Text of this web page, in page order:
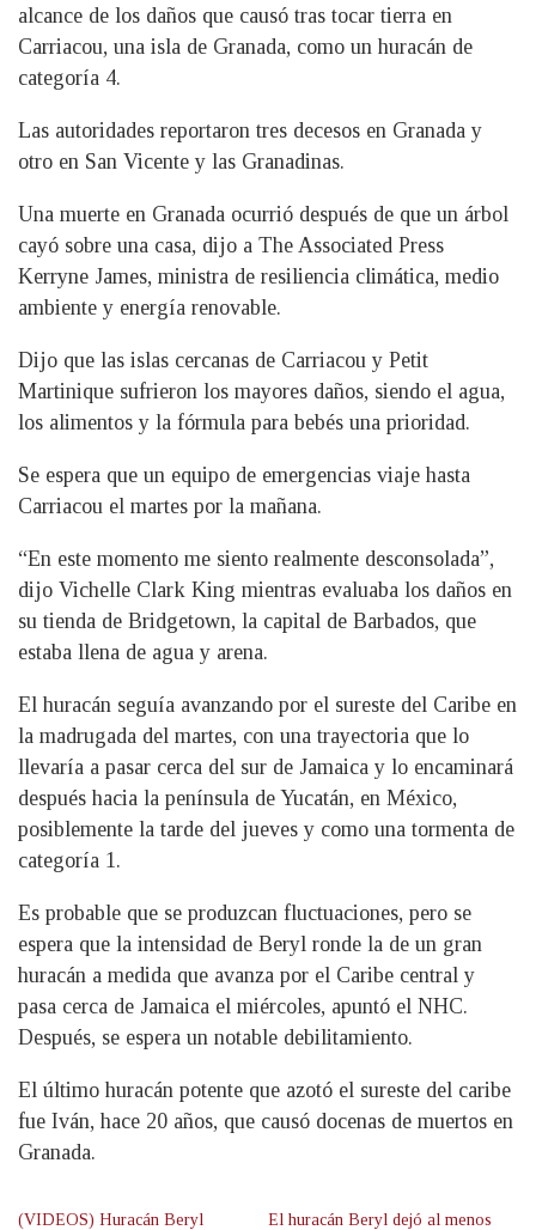
alcance de los daños que causó tras tocar tierra en
Carriacou, una isla de Granada, como un huracán de
categoría 4.
Las autoridades reportaron tres decesos en Granada y
otro en San Vicente y las Granadinas.
Una muerte en Granada ocurrió después de que un árbol
cayó sobre una casa, dijo a The Associated Press
Kerryne James, ministra de resiliencia climática, medio
ambiente y energía renovable.
Dijo que las islas cercanas de Carriacou y Petit
Martinique sufrieron los mayores daños, siendo el agua,
los alimentos y la fórmula para bebés una prioridad.
Se espera que un equipo de emergencias viaje hasta
Carriacou el martes por la mañana.
“En este momento me siento realmente desconsolada”,
dijo Vichelle Clark King mientras evaluaba los daños en
su tienda de Bridgetown, la capital de Barbados, que
estaba llena de agua y arena.
El huracán seguía avanzando por el sureste del Caribe en
la madrugada del martes, con una trayectoria que lo
llevaría a pasar cerca del sur de Jamaica y lo encaminará
después hacia la península de Yucatán, en México,
posiblemente la tarde del jueves y como una tormenta de
categoría 1.
Es probable que se produzcan fluctuaciones, pero se
espera que la intensidad de Beryl ronde la de un gran
huracán a medida que avanza por el Caribe central y
pasa cerca de Jamaica el miércoles, apuntó el NHC.
Después, se espera un notable debilitamiento.
El último huracán potente que azotó el sureste del caribe
fue Iván, hace 20 años, que causó docenas de muertos en
Granada.
(VIDEOS) Huracán Beryl
El huracán Beryl dejó al menos